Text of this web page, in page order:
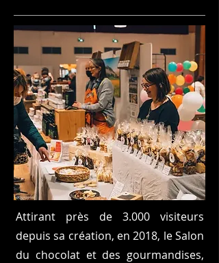
Attirant près de 3.000 visiteurs
depuis sa création, en 2018, le Salon
du chocolat et des gourmandises,